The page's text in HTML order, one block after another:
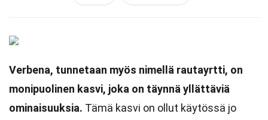
Verbena, tunnetaan myös nimellä rautayrtti, on
monipuolinen kasvi, joka on täynnä yllättäviä
ominaisuuksia. Tämä kasvi on ollut käytössä jo